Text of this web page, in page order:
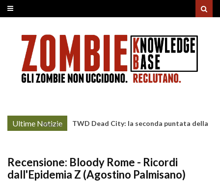
Ultime Notizie
More »
TWD Dead City: la seconda puntata della
Recensione: Bloody Rome - Ricordi
dall'Epidemia Z (Agostino Palmisano)